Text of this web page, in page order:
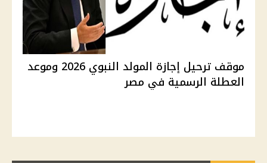
موقف ترحيل إجازة المولد النبوي 2026 وموعد
العطلة الرسمية في مصر